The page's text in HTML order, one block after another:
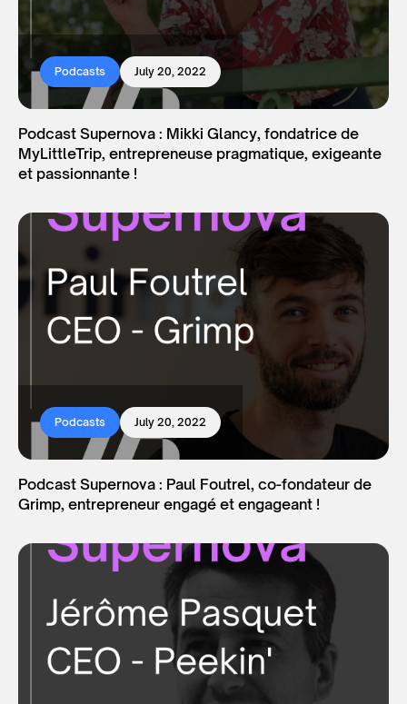
Podcasts July 20, 2022
Podcast Supernova : Mikki Glancy, fondatrice de
MyLittleTrip, entrepreneuse pragmatique, exigeante
et passionnante !
Podcasts July 20, 2022
Podcast Supernova : Paul Foutrel, co-fondateur de
Grimp, entrepreneur engagé et engageant !